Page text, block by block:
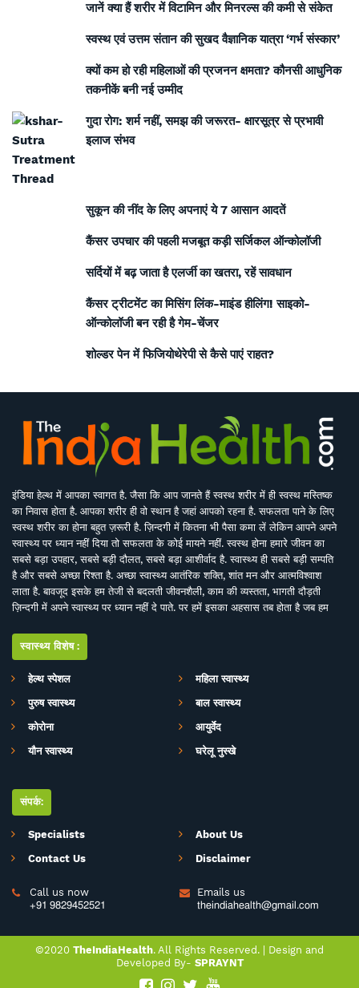
जानें क्या हैं शरीर में विटामिन और मिनरल्स की कमी से संकेत
स्वस्थ एवं उत्तम संतान की सुखद वैज्ञानिक यात्रा ‘गर्भ संस्कार’
क्यों कम हो रही महिलाओं की प्रजनन क्षमता? कौनसी आधुनिक
तकनीकें बनी नई उम्मीद
गुदा रोग: शर्म नहीं, समझ की जरूरत- क्षारसूत्र से प्रभावी
इलाज संभव
सुकून की नींद के लिए अपनाएं ये 7 आसान आदतें
कैंसर उपचार की पहली मजबूत कड़ी सर्जिकल ऑन्कोलॉजी
सर्दियों में बढ़ जाता है एलर्जी का खतरा, रहें सावधान
कैंसर ट्रीटमेंट का मिसिंग लिंक-माइंड हीलिंग! साइको-
ऑन्कोलॉजी बन रही है गेम-चेंजर
शोल्डर पेन में फिजियोथेरेपी से कैसे पाएं राहत?
इंडिया हेल्थ में आपका स्वागत है. जैसा कि आप जानते हैं स्वस्थ शरीर में ही स्वस्थ मस्तिष्क
का निवास होता है. आपका शरीर ही वो स्थान है जहां आपको रहना है. सफलता पाने के लिए
स्वस्थ शरीर का होना बहुत ज़रूरी है. ज़िन्दगी में कितना भी पैसा कमा लें लेकिन आपने अपने
स्वास्थ्य पर ध्यान नहीं दिया तो सफलता के कोई मायने नहीं. स्वस्थ होना हमारे जीवन का
सबसे बड़ा उपहार, सबसे बड़ी दौलत, सबसे बड़ा आशीर्वाद है. स्वास्थ्य ही सबसे बड़ी सम्पति
है और सबसे अच्छा रिश्ता है. अच्छा स्वास्थ्य आतंरिक शक्ति, शांत मन और आत्मविश्वाश
लाता है. बावजूद इसके हम तेजी से बदलती जीवनशैली, काम की व्यस्तता, भागती दौड़ती
ज़िन्दगी में अपने स्वास्थ्य पर ध्यान नहीं दे पाते. पर हमें इसका अहसास तब होता है जब हम
सर्वे सन्तु निरामया की परिकल्पना को साकार करने के मकसद से इस डिजिटल मीडिया
प्लेटफाॅर्म की परिकल्पना की गई है. जहां स्वास्थ्य विशेषज्ञों के साथ पत्रकारों, शोधकर्ताओं,
चिकित्सकों की एक बेहतर टीम विभिन्न बीमारियों और उनके इलाज, विशेषज्ञों की राय, नवीन
जागरूकता के ​मिशन के साथ आपसे जुड़ रही है. जिसका मकसद सिर्फ और सिर्फ आपको
स्वास्थ्य सूचना और जानकारी प्रदान करना है. उम्मीद ही नहीं पूरा भरोसा है आप पूरी
सावधानी के साथ स्वास्थ्य से जुड़ी जानकारियां द इंडिया हेल्थ के मार्फत प्राप्त करेंगेे और
बिना चिकित्सकीय सलाह या हेल्थ एक्सपर्ट के परामर्श के इनका अनुसरण करने से भी बचेंगे.
स्वास्थ्य विशेष:
हेल्थ स्पेशल
महिला स्वास्थ्य
पुरुष स्वास्थ्य
बाल स्वास्थ्य
कोरोना
आयुर्वेद
यौन स्वास्थ्य
घरेलू नुस्खे
संपर्क:
Specialists
About Us
Contact Us
Disclaimer
 Call us now
+91 9829452521
 Emails us
theindiahealth@gmail.com
©2020 TheIndiaHealth. All Rights Reserved. | Design and
Developed By- SPRAYNT